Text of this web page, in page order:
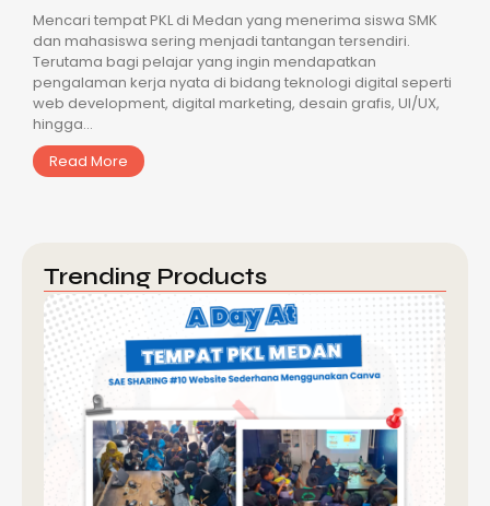
Mencari tempat PKL di Medan yang menerima siswa SMK
dan mahasiswa sering menjadi tantangan tersendiri.
Terutama bagi pelajar yang ingin mendapatkan
pengalaman kerja nyata di bidang teknologi digital seperti
web development, digital marketing, desain grafis, UI/UX,
hingga...
Read More
Trending Products